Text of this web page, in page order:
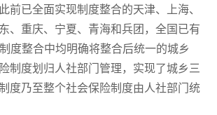
前已全面实现制度整合的天津、上海、
、重庆、宁夏、青海和兵团，全国已有
度整合中均明确将整合后统一的城乡
制度划归人社部门管理，实现了城乡三
度乃至整个社会保险制度由人社部门统